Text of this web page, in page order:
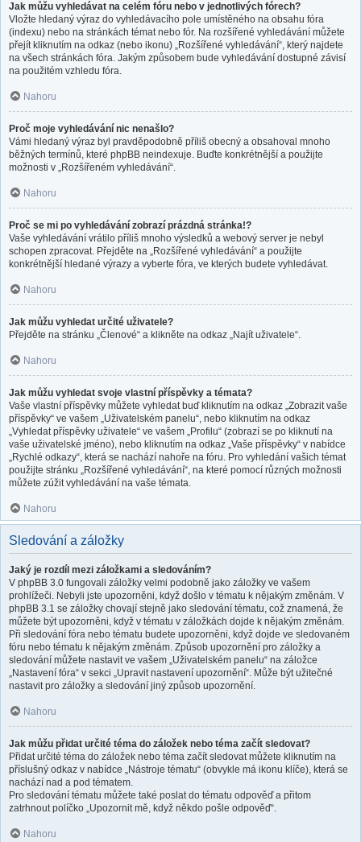
Jak můžu vyhledávat na celém fóru nebo v jednotlivých fórech?
Vložte hledaný výraz do vyhledávacího pole umístěného na obsahu fóra
(indexu) nebo na stránkách témat nebo fór. Na rozšířené vyhledávání můžete
přejít kliknutím na odkaz (nebo ikonu) „Rozšířené vyhledávání“, který najdete
na všech stránkách fóra. Jakým způsobem bude vyhledávání dostupné závisí
na použitém vzhledu fóra.
Nahoru
Proč moje vyhledávání nic nenašlo?
Vámi hledaný výraz byl pravděpodobně příliš obecný a obsahoval mnoho
běžných termínů, které phpBB neindexuje. Buďte konkrétnější a použijte
možnosti v „Rozšířeném vyhledávání“.
Nahoru
Proč se mi po vyhledávání zobrazí prázdná stránka!?
Vaše vyhledávání vrátilo příliš mnoho výsledků a webový server je nebyl
schopen zpracovat. Přejděte na „Rozšířené vyhledávání“ a použijte
konkrétnější hledané výrazy a vyberte fóra, ve kterých budete vyhledávat.
Nahoru
Jak můžu vyhledat určité uživatele?
Přejděte na stránku „Členové“ a klikněte na odkaz „Najít uživatele“.
Nahoru
Jak můžu vyhledat svoje vlastní příspěvky a témata?
Vaše vlastní příspěvky můžete vyhledat buď kliknutím na odkaz „Zobrazit vaše
příspěvky“ ve vašem „Uživatelském panelu“, nebo kliknutím na odkaz
„Vyhledat příspěvky uživatele“ ve vašem „Profilu“ (zobrazí se po kliknutí na
vaše uživatelské jméno), nebo kliknutím na odkaz „Vaše příspěvky“ v nabídce
„Rychlé odkazy“, která se nachází nahoře na fóru. Pro vyhledání vašich témat
použijte stránku „Rozšířené vyhledávání“, na které pomocí různých možnosti
můžete zúžit vyhledávání na vaše témata.
Nahoru
Sledování a záložky
Jaký je rozdíl mezi záložkami a sledováním?
V phpBB 3.0 fungovali záložky velmi podobně jako záložky ve vašem
prohlížeči. Nebyli jste upozorněni, když došlo v tématu k nějakým změnám. V
phpBB 3.1 se záložky chovají stejně jako sledování tématu, což znamená, že
můžete být upozorněni, když v tématu v záložkách dojde k nějakým změnám.
Při sledování fóra nebo tématu budete upozorněni, když dojde ve sledovaném
fóru nebo tématu k nějakým změnám. Způsob upozornění pro záložky a
sledování můžete nastavit ve vašem „Uživatelském panelu“ na záložce
„Nastavení fóra“ v sekci „Upravit nastavení upozornění“. Může být užitečné
nastavit pro záložky a sledování jiný způsob upozornění.
Nahoru
Jak můžu přidat určité téma do záložek nebo téma začít sledovat?
Přidat určité téma do záložek nebo téma začít sledovat můžete kliknutím na
příslušný odkaz v nabídce „Nástroje tématu“ (obvykle má ikonu klíče), která se
nachází nad a pod tématem.
Pro sledování tématu můžete také poslat do tématu odpověď a přitom
zatrhnout políčko „Upozornit mě, když někdo pošle odpověď“.
Nahoru